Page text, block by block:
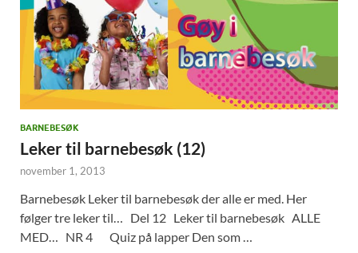
BARNEBESØK
Leker til barnebesøk (12)
november 1, 2013
Barnebesøk Leker til barnebesøk der alle er med. Her
følger tre leker til… Del 12 Leker til barnebesøk ALLE
MED… NR 4 Quiz på lapper Den som …